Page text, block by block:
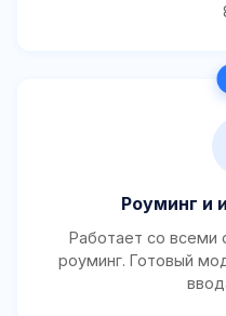
Роуминг и
Работает со
роуминг. Готовый